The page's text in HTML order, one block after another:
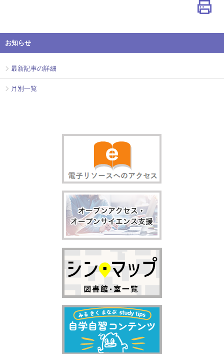
お知らせ
最新記事の詳細
月別一覧